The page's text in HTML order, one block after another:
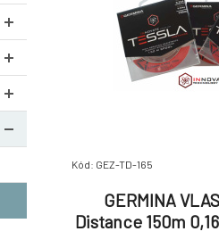
Kód: GEZ-TD-165
GERMINA
Distance 150m